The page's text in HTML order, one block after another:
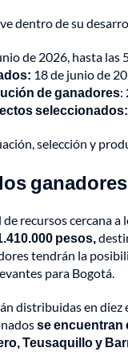
dentro de su
de 2026, hasta las
18 de junio de
de ganadores:
seleccionados:
selección y
recursos cercana
pesos,
tendrán la
para Bogotá.
distribuidas en
se encuentran
Teusaquillo y